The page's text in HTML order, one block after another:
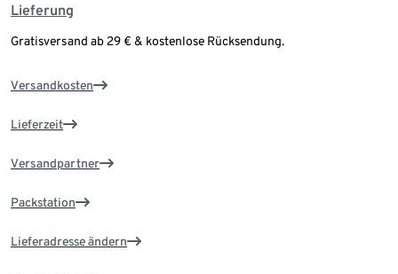
Lieferung
Gratisversand ab 29 € & kostenlose Rücksendung.
Versandkosten
Lieferzeit
Versandpartner
Packstation
Lieferadresse ändern